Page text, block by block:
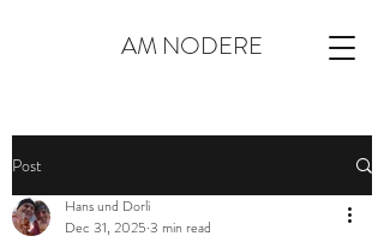
AM NODERE
Post
Hans und Dorli
Dec 31, 2025 3 min read